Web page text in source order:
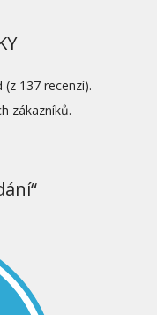
137 recenzí).
zákazníků.